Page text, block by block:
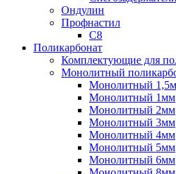
Ондулин
Профнастил
С8
Поликарбонат
Комплектующие для
Монолитный
Монолитный
Монолитный 1мм
Монолитный 2мм
Монолитный 3мм
Монолитный 4мм
Монолитный 5мм
Монолитный 6мм